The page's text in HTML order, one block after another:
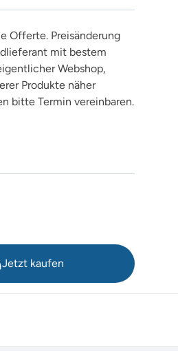
Offerte. Preisänderung
mit bestem
Webshop,
Produkte näher
bitte Termin vereinbaren.
Jetzt kaufen